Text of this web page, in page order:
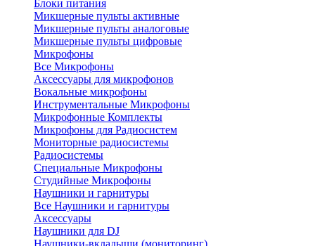
Блоки питания
Микшерные пульты активные
Микшерные пульты аналоговые
Микшерные пульты цифровые
Микрофоны
Все Микрофоны
Аксессуары для микрофонов
Вокальные микрофоны
Инструментальные Микрофоны
Микрофонные Комплекты
Микрофоны для Радиосистем
Мониторные радиосистемы
Радиосистемы
Специальные Микрофоны
Студийные Микрофоны
Наушники и гарнитуры
Все Наушники и гарнитуры
Аксессуары
Наушники для DJ
Наушники-вкладыши (мониторинг)